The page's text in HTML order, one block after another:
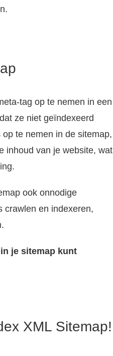
tag op te nemen in een
ze niet geïndexeerd
te nemen in de sitemap,
inhoud van je website, wat
ook onnodige
crawlen en indexeren,
je sitemap kunt
XML Sitemap!